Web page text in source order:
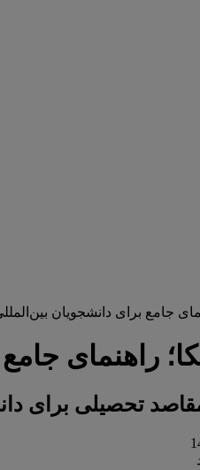
جامع برای دانشجویان
راهنمای
تحصیلی برای